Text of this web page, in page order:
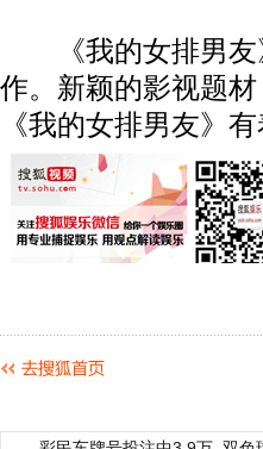
《我的女排男友
作。新颖的影视题
《我的女排男友》